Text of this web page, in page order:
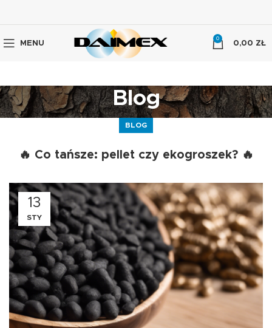
MENU
0
0,00 ZŁ
Blog
BLOG
🔥 Co tańsze: pellet czy ekogroszek? 🔥
13
STY